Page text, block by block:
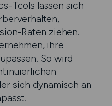
Tools lassen sich
Raten ziehen.
ihre
So wird
sich dynamisch an